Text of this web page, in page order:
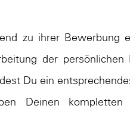
zu ihrer Bewerbung
der
Du ein
Deinen kompletten